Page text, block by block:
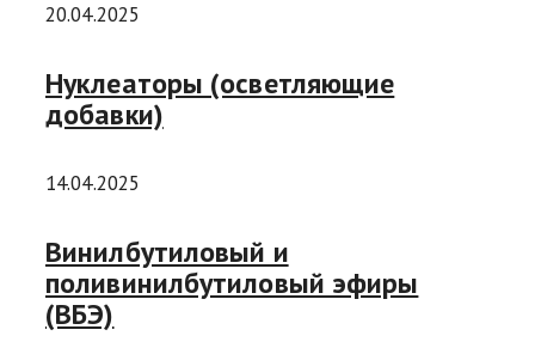
20.04.2025
Нуклеаторы (осветляющие
добавки)
14.04.2025
Винилбутиловый и
поливинилбутиловый эфиры
(ВБЭ)